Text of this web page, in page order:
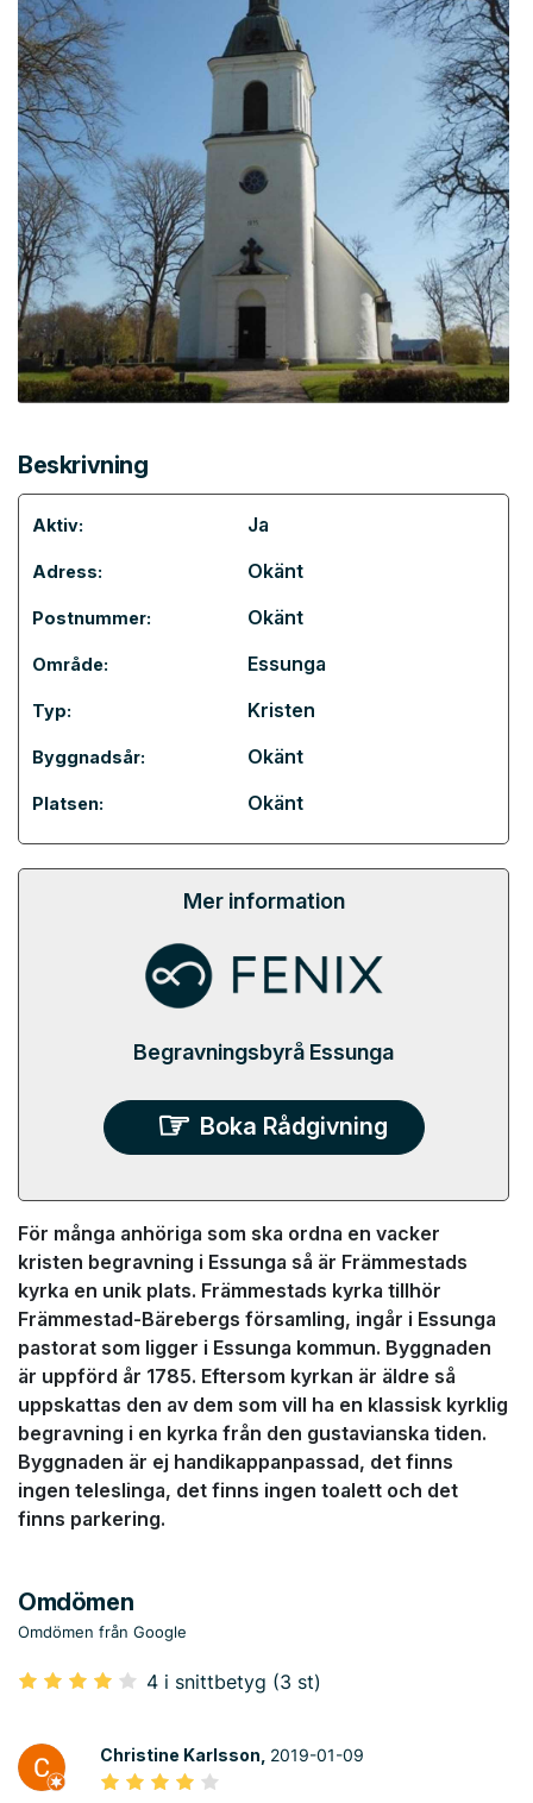
Beskrivning
Aktiv: Ja
Adress: Okänt
Postnummer: Okänt
Område: Essunga
Typ: Kristen
Byggnadsår: Okänt
Platsen: Okänt
Mer information
Begravningsbyrå Essunga
Boka Rådgivning
För många anhöriga som ska ordna en vacker
kristen begravning i Essunga så är Främmestads
kyrka en unik plats. Främmestads kyrka tillhör
Främmestad-Bärebergs församling, ingår i Essunga
pastorat som ligger i Essunga kommun. Byggnaden
är uppförd år 1785. Eftersom kyrkan är äldre så
uppskattas den av dem som vill ha en klassisk kyrklig
begravning i en kyrka från den gustavianska tiden.
Byggnaden är ej handikappanpassad, det finns
ingen teleslinga, det finns ingen toalett och det
finns parkering.
Omdömen
Omdömen från Google
4 i snittbetyg (3 st)
Christine Karlsson, 2019-01-09